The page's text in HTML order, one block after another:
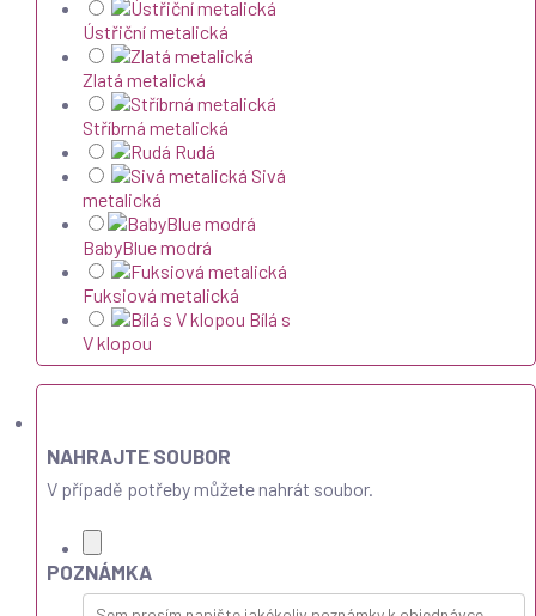
Ústřiční metalická
Zlatá metalická
Stříbrná metalická
Rudá
Sivá
metalická
BabyBlue modrá
Fuksiová metalická
Bílá s
V klopou
NAHRAJTE SOUBOR
V případě potřeby můžete nahrát soubor.
POZNÁMKA